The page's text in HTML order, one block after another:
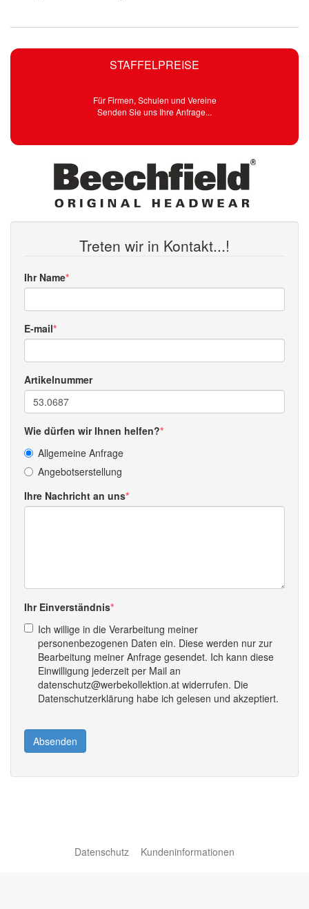
STAFFELPREISE
Für Firmen, Schulen und Vereine
Senden Sie uns Ihre Anfrage...
Treten wir in Kontakt...!
Ihr Name
E-mail
Artikelnummer
Wie dürfen wir Ihnen helfen?
Allgemeine Anfrage
Angebotserstellung
Ihre Nachricht an uns
Ihr Einverständnis
Ich willige in die Verarbeitung meiner
personenbezogenen Daten ein. Diese werden nur zur
Bearbeitung meiner Anfrage gesendet. Ich kann diese
Einwilligung jederzeit per Mail an
datenschutz@werbekollektion.at widerrufen. Die
Datenschutzerklärung habe ich gelesen und akzeptiert.
Absenden
Datenschutz Kundeninformationen